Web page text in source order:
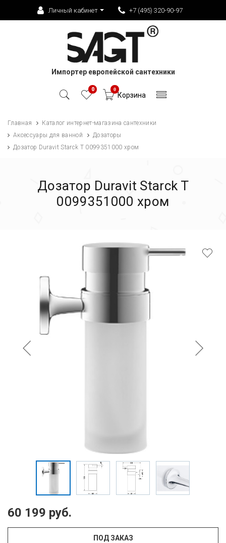
Личный кабинет +7 (495) 320-90-97
Импортер европейской сантехники
0 0
Корзина
Главная
Каталог интернет-магазина сантехники
Аксессуары для ванной
Дозаторы
Дозатор Duravit Starck T 0099351000 хром
Дозатор Duravit Starck T
0099351000 хром
60 199 руб.
ПОД ЗАКАЗ